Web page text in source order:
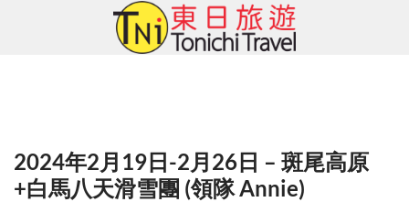
2024年2月19日-2月26日 – 斑尾高原
+白馬八天滑雪團 (領隊 Annie)